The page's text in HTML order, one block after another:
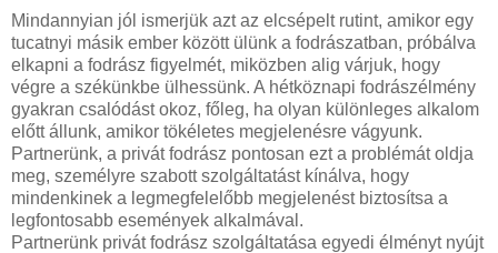
Mindannyian jól ismerjük azt az elcsépelt rutint, amikor egy
tucatnyi másik ember között ülünk a fodrászatban, próbálva
elkapni a fodrász figyelmét, miközben alig várjuk, hogy
végre a székünkbe ülhessünk. A hétköznapi fodrászélmény
gyakran csalódást okoz, főleg, ha olyan különleges alkalom
előtt állunk, amikor tökéletes megjelenésre vágyunk.
Partnerünk, a privát fodrász pontosan ezt a problémát oldja
meg, személyre szabott szolgáltatást kínálva, hogy
mindenkinek a legmegfelelőbb megjelenést biztosítsa a
legfontosabb események alkalmával.
Partnerünk privát fodrász szolgáltatása egyedi élményt nyújt